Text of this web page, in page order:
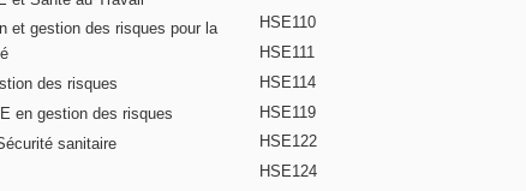
et gestion des risques pour la
des risques
en gestion des risques
sanitaire
HSE110
HSE111
HSE114
HSE119
HSE122
HSE124